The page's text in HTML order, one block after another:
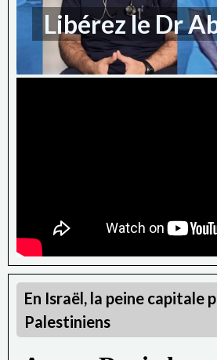
Libérez le Dr
En Israël, la peine capitale
Palestiniens